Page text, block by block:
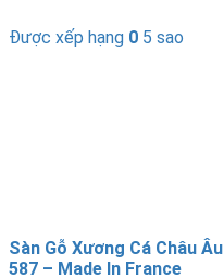
Được xếp hạng 0 5 sao
Sàn Gỗ Xương Cá Châu Âu
587 – Made In France